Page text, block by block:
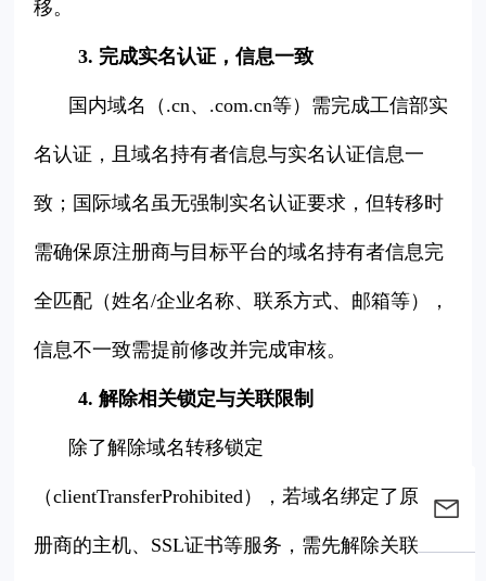
移。
3. 完成实名认证，信息一致
国内域名（.cn、.com.cn等）需完成工信部实
名认证，且域名持有者信息与实名认证信息一
致；国际域名虽无强制实名认证要求，但转移时
需确保原注册商与目标平台的域名持有者信息完
全匹配（姓名/企业名称、联系方式、邮箱等），
信息不一致需提前修改并完成审核。
4. 解除相关锁定与关联限制
除了解除域名转移锁定
（clientTransferProhibited），若域名绑定了原注
册商的主机、SSL证书等服务，需先解除关联，